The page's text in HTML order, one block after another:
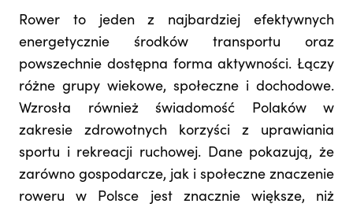
Rower to jeden z najbardziej efektywnych
energetycznie środków transportu oraz
powszechnie dostępna forma aktywności. Łączy
różne grupy wiekowe, społeczne i dochodowe.
Wzrosła również świadomość Polaków w
zakresie zdrowotnych korzyści z uprawiania
sportu i rekreacji ruchowej. Dane pokazują, że
zarówno gospodarcze, jak i społeczne znaczenie
roweru w Polsce jest znacznie większe, niż